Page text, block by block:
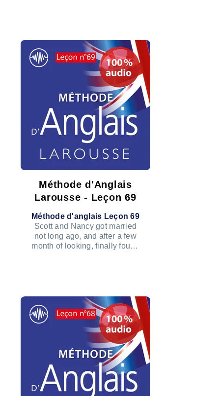
Méthode d'Anglais
Larousse - Leçon 69
Méthode d'anglais Leçon 69
Scott and Nancy got married
not long ago, and after a few
month of looking, finally found